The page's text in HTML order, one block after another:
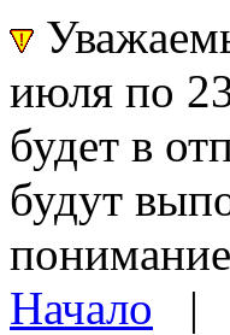
июля по 23
будет в
будут
Начало |